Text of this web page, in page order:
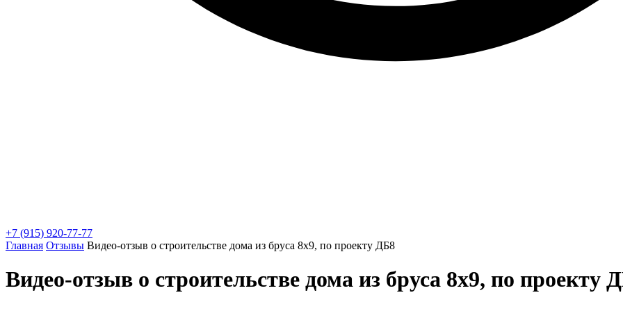
+7 (915) 920-77-77
Главная Отзывы Видео-отзыв о строительстве дома из бруса 8x9, по проекту ДБ8
Видео-отзыв о строительстве дома из бруса 8x9, по проекту